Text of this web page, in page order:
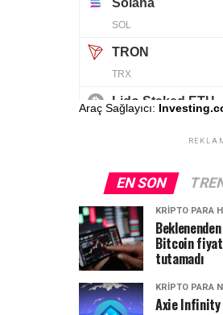
Araç Sağlayıcı:
EN SON
KRIPTO PARA
Bitcoin
tutamadı
KRIPTO PARA
Axie Infinity